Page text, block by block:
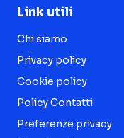
Link utili
Chi siamo
Privacy policy
Cookie policy
Policy Contatti
Preferenze privacy